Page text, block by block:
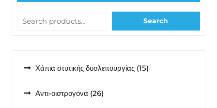
Search
Χάπια στυτικής δυσλειτουργίας 1515
Αντι-οιστρογόνα 2626